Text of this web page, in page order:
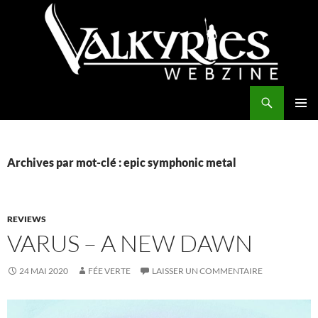
Archives par mot-clé : epic symphonic metal
REVIEWS
VARUS – A NEW DAWN
24 MAI 2020 FÉE VERTE LAISSER UN COMMENTAIRE